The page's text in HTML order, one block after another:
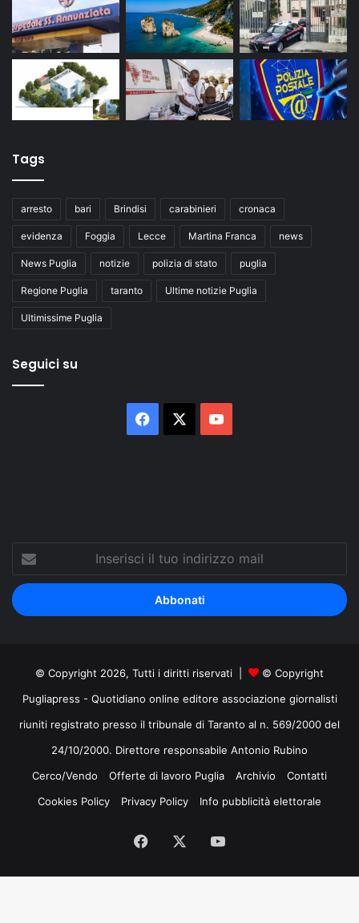
Tags
arresto bari Brindisi carabinieri cronaca
evidenza Foggia Lecce Martina Franca news
News Puglia notizie polizia di stato puglia
Regione Puglia taranto Ultime notizie Puglia
Ultimissime Puglia
Seguici su
Facebook
tuo
indirizzo
mail
© Copyright 2026, Tutti i diritti riservati |
© Copyright
Pugliapress - Quotidiano online editore associazione giornalisti
riuniti registrato presso il tribunale di Taranto al n. 569/2000 del
24/10/2000. Direttore responsabile Antonio Rubino
Cerco/Vendo
Offerte di lavoro Puglia Archivio
Contatti
Cookies Policy
Privacy Policy Info pubblicità elettorale
Facebook
Tube